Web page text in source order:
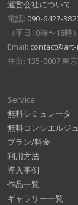
運営会社について
電話: 090-6427-
（平日10時〜18時）
Email:
住所: 135-0007 東
Service:
無料シミュレータ
無料コンシエルジュ
プラン/料金
利用方法
導入事例
作品一覧
ギャラリー一覧